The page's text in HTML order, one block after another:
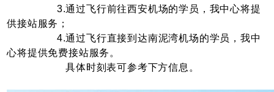
3.通过飞行前往西安机场的学员，我中心将提
供接站服务；
4.通过飞行直接到达南泥湾机场的学员，我中
心将提供免费接站服务。
具体时刻表可参考下方信息。